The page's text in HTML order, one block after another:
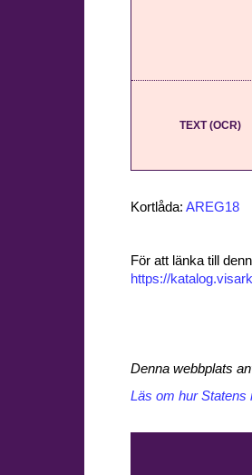
TEXT (OCR)
Kortlåda: AREG18
För att länka till
https://
Denna webbplats
Läs om hur Statens